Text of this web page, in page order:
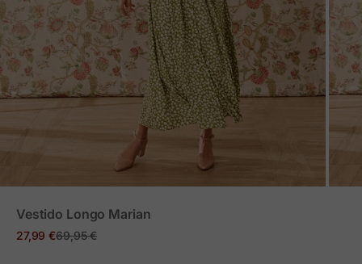
Vestido Longo Marian
Preço em promoção
27,99 €Preço normal
69,95 €